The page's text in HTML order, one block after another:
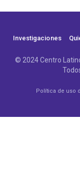
Investigaciones
© 2024 Centro
Política de uso